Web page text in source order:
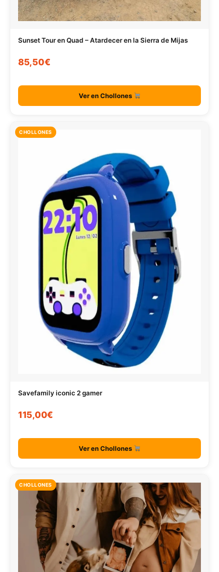
Sunset Tour en Quad – Atardecer en la Sierra de Mijas
85,50€
Ver en Chollones
CHOLLONES
Savefamily iconic 2 gamer
115,00€
Ver en Chollones
CHOLLONES